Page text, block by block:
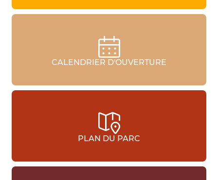
CALENDRIER D'OUVERTURE
PLAN DU PARC